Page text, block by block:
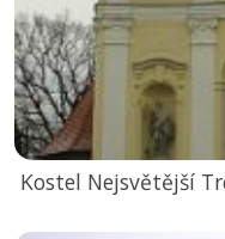
Kostel Nejsvětější